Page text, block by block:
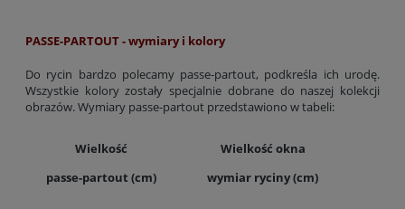
PASSE-PARTOUT - wymiary i kolory
Do rycin bardzo polecamy passe-partout, podkreśla ich urodę.
Wszystkie kolory zostały specjalnie dobrane do naszej kolekcji
obrazów. Wymiary passe-partout przedstawiono w tabeli:
Wielkość
passe-partout (cm)
Wielkość okna
wymiar ryciny (cm)